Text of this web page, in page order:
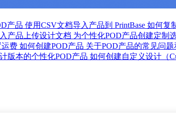
产品 使用CSV文档导入产品到 PrintBase 如何复
产品上传设计文档 为个性化POD产品创建定制
运费 如何创建POD产品 关于POD产品的常见问
版本的个性化POD产品 如何创建自定义设计（